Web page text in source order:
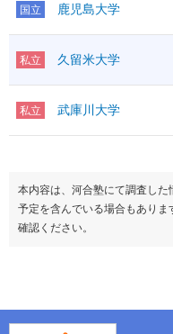
国立 鹿児島大学
私立 久留米大学
私立 武庫川大学
本内容は、河合塾にて調査し
予定を含んでいる場合もあり
確認ください。